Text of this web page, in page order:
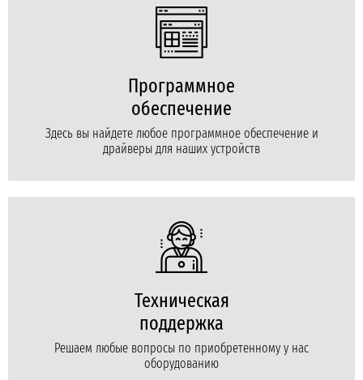
Программное
обеспечение
Здесь вы найдете любое программное обеспечение и
драйверы для наших устройств
Техническая
поддержка
Решаем любые вопросы по приобретенному у нас
оборудованию